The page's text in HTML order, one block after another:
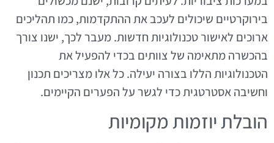
בירוקרטיים שיכולים לעכב את ההתקדמות, כמו תהליכים
ארוכים לאישור טכנולוגיות חדשות. מעבר לכך, ישנו צורך
בהכשרה מתאימה של צוותים בכדי להפעיל את
הטכנולוגיות הללו בצורה יעילה. כל אלו מצריכים תכנון
וחשיבה אסטרטגית כדי לגשר על הפערים הקיימים.
הובלת יוזמות מקומיות